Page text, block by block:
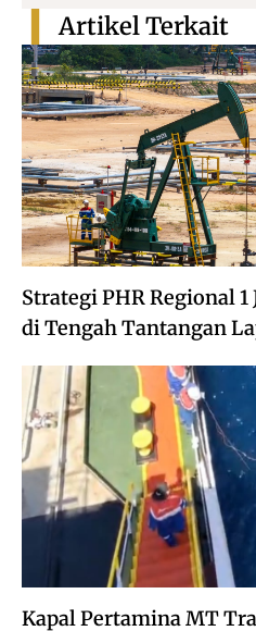
Strategi PHR Regional
di Tengah Tantangan
Kapal Pertamina MT
Artikel Terkait